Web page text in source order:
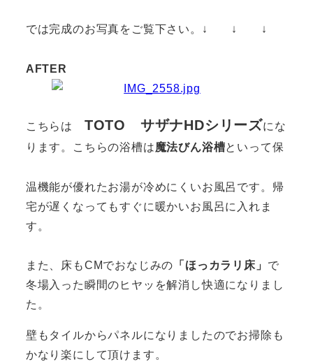
では完成のお写真をご覧下さい。↓ ↓ ↓
AFTER
こちらは TOTO サザナHDシリーズにな
ります。こちらの浴槽は魔法びん浴槽といって保
温機能が優れたお湯が冷めにくいお風呂です。帰
宅が遅くなってもすぐに暖かいお風呂に入れま
す。
また、床もCMでおなじみの 「ほっカラリ床」 で
冬場入った瞬間のヒヤッを解消し快適になりまし
た。
壁もタイルからパネルになりましたのでお掃除も
かなり楽にして頂けます。